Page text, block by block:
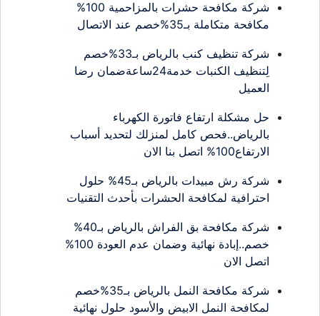
شركة مكافحة حشرات بالمزاحمية 100%
مكافحة متكاملة بـ35%خصم عند الاتصال
شركة تنظيف كنب بالرياض بـ33%خصم
لِتنظيف الكنبات خدمة24ساعةضمان رضا
العميل
حل مشكلة ارتفاع فاتورة الكهرباء
بالرياض..فحص كامل لمنزلك لتحديد أسباب
الارتفاع100% اتصل بنا الان
شركة رش مبيدات بالرياض بـ45% حلول
احترافية لمكافحة الحشرات بأحدث التقنيات
شركة مكافحة بق الفراش بالرياض بـ40%
خصم..إبادة نهائية وضمان عدم العودة 100%
اتصل الان
شركة مكافحة النمل بالرياض بـ35%خصم
لمكافحة النمل الابيض والأسود حلول نهائية